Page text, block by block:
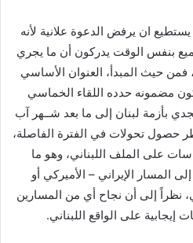
ان يرفض الدعوة علانية لأنه
بنفس الوقت يدركون أن ما يجري
فمن حيث المبدأ، العنوان الأساسي
مضمونه حدده اللقاء الخماسي
بأزمة لبنان إلى ما بعد شــهر آب
حصول تحولات في الفترة الفاصلة،
على الملف اللبناني، وهو ما
المسار الإيراني – الأميركي أو
نظراً إلى أن نجاح أي من المسارين
على الواقع اللبناني.